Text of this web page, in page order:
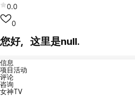
0.0
0
您好，这里是null.
信息
项目活动
评论
咨询
女神TV